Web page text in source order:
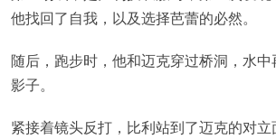
他找回了自我，以及选择芭蕾的必然。
随后，跑步时，他和迈克穿过桥洞，水
影子。
紧接着镜头反打，比利站到了迈克的对